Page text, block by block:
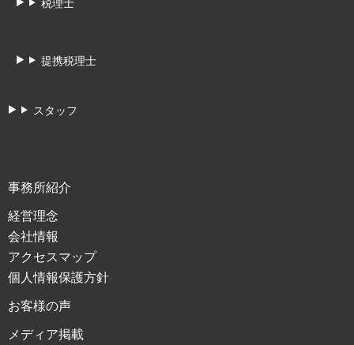
提携税理士
スタッフ
事務所紹介
経営理念
会社情報
アクセスマップ
個人情報保護方針
お客様の声
メディア掲載